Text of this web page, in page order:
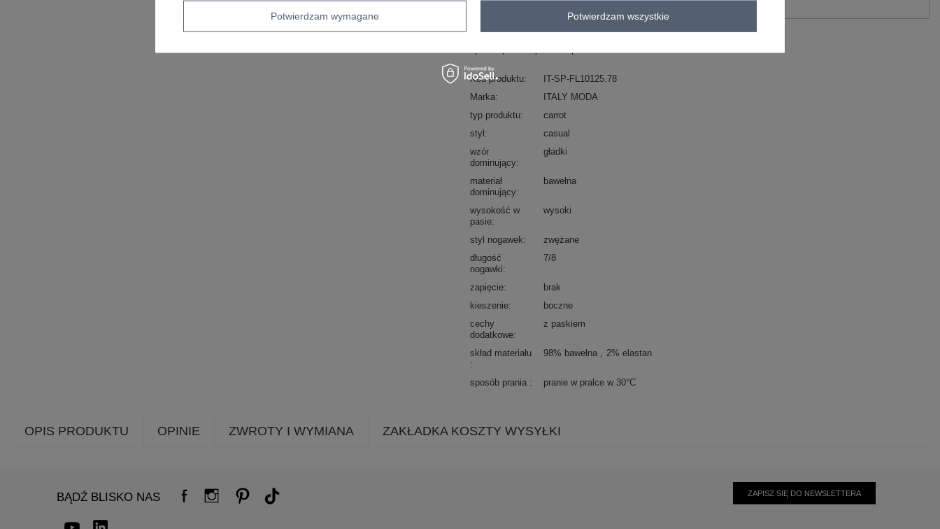
Kod produktu
IT-SP-FL10125.78
Marka
ITALY MODA
typ produktu
carrot
styl
casual
wzór
dominujący
gładki
materiał
dominujący
bawełna
wysokość w
pasie
wysoki
styl nogawek
zwężane
długość
nogawki
7/8
zapięcie
brak
kieszenie
boczne
cechy
dodatkowe
z paskiem
skład materiału 98% bawełna 2% elastan
sposób prania pranie w pralce w 30°C
OPIS PRODUKTU OPINIE ZWROTY I WYMIANA ZAKŁADKA KOSZTY WYSYŁKI
BĄDŹ BLISKO NAS ZAPISZ SIĘ DO NEWSLETTERA
Potwierdzam wymagane Potwierdzam wszystkie